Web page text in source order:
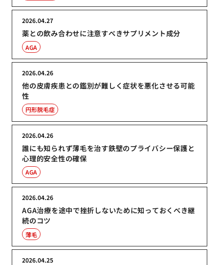
薬との飲み合わせに注意すべきサプリメント成分
2026.04.27
AGA
他の皮膚疾患との鑑別が難しく症状を悪化させる可能
性
2026.04.26
円形脱毛症
誰にも知られず薄毛を治す鉄壁のプライバシー保護と
心理的安全性の確保
2026.04.26
AGA
AGA治療を途中で挫折しないために知っておくべき継
続のコツ
2026.04.26
薄毛
2026.04.25